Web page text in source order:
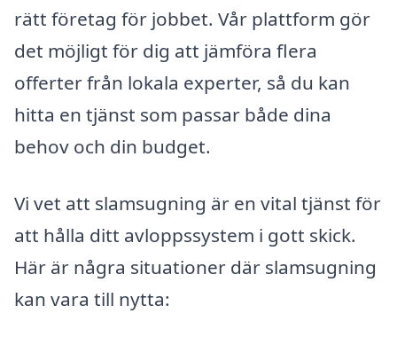
rätt företag för jobbet. Vår plattform gör
det möjligt för dig att jämföra flera
offerter från lokala experter, så du kan
hitta en tjänst som passar både dina
behov och din budget.
Vi vet att slamsugning är en vital tjänst för
att hålla ditt avloppssystem i gott skick.
Här är några situationer där slamsugning
kan vara till nytta: